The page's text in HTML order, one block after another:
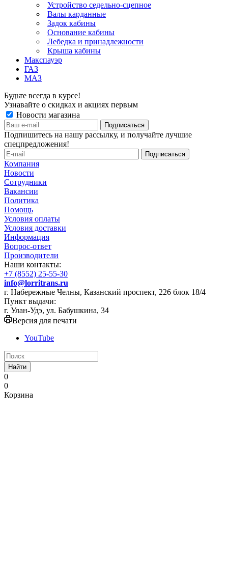
Устройство седельно-сцепное
Валы карданные
Задок кабины
Основание кабины
Лебедка и принадлежности
Крыша кабины
Макспауэр
ГАЗ
МАЗ
Будьте всегда в курсе!
Узнавайте о скидках и акциях первым
Новости магазина
Подпишитесь на нашу рассылку, и получайте лучшие
спецпредложения!
Компания
Новости
Сотрудники
Вакансии
Политика
Помощь
Условия оплаты
Условия доставки
Информация
Вопрос-ответ
Производители
Наши контакты:
+7 (8552) 25-55-30
info@lorritrans.ru
г. Набережные Челны, Казанский проспект, 226 блок 18/4
Пункт выдачи:
г. Улан-Удэ, ул. Бабушкина, 34
Версия для печати
YouTube
Найти
0
0
Корзина